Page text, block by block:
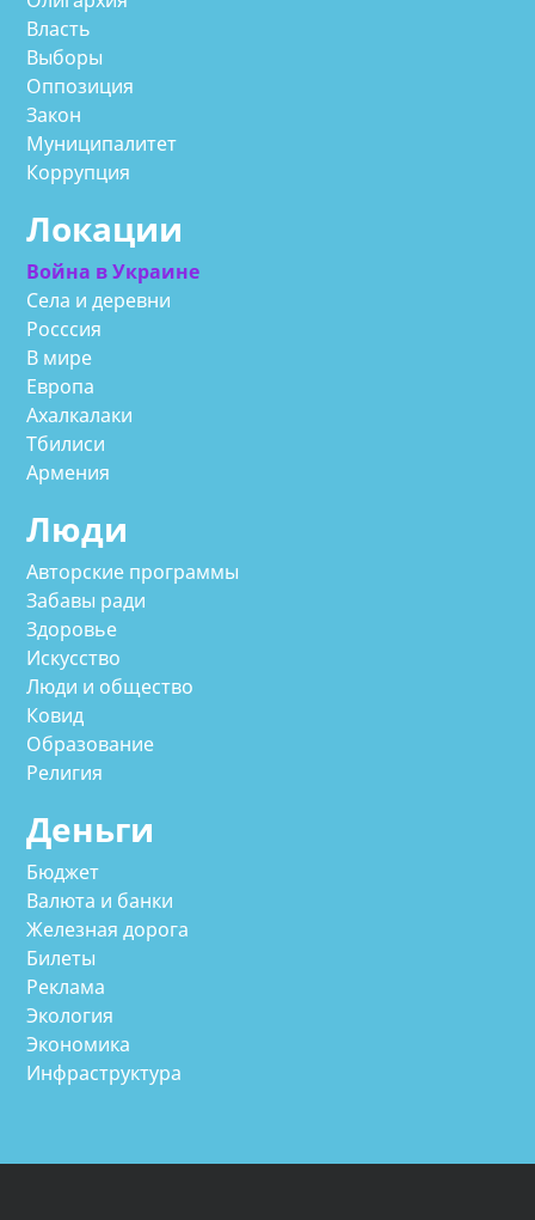
Власть
Выборы
Оппозиция
Закон
Муниципалитет
Коррупция
Локации
Война в Украине
Села и деревни
Росссия
В мире
Европа
Ахалкалаки
Тбилиси
Армения
Люди
Авторские программы
Забавы ради
Здоровье
Искусство
Люди и общество
Ковид
Образование
Религия
Деньги
Бюджет
Валюта и банки
Железная дорога
Билеты
Реклама
Экология
Экономика
Инфраструктура